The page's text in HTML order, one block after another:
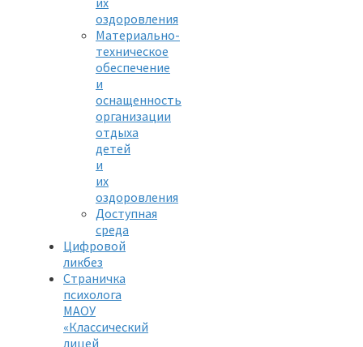
оздоровления
Материально-
техническое
обеспечение
и
оснащенность
организации
отдыха
детей
и
их
оздоровления
Доступная
среда
Цифровой
ликбез
Страничка
психолога
МАОУ
«Классический
лицей